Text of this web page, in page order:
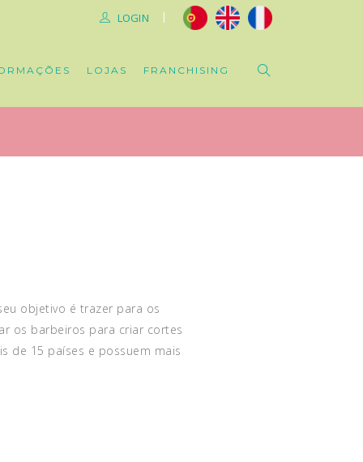
|
LOGIN
LOJAS FRANCHISING
objetivo é trazer para os
os barbeiros para criar cortes
de 15 países e possuem mais